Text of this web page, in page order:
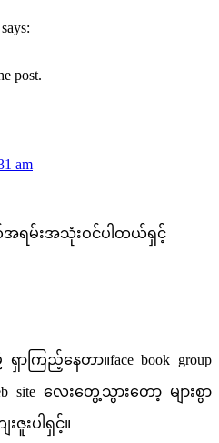
says:
post.
am
မ်းအသုံးဝင်ပါတယ်ရှင့်
ာကြည့်နေတာ။face book group
site လေးတွေ့သွားတော့ များစွာ
ဇူးပါရှင့်။